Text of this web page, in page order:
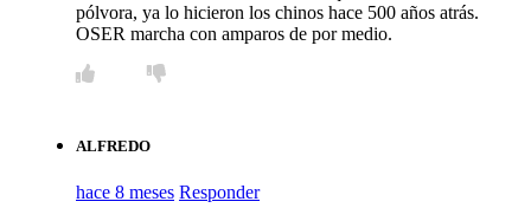
pólvora, ya lo hicieron los chinos hace 500 años atrás.
OSER marcha con amparos de por medio.
ALFREDO
hace 8 meses Responder